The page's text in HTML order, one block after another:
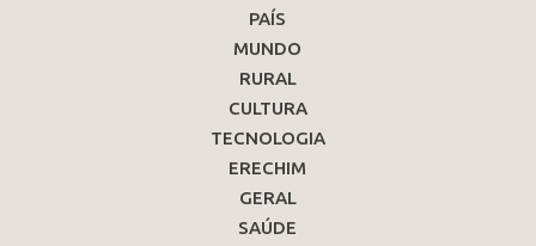
PAÍS
MUNDO
RURAL
CULTURA
TECNOLOGIA
ERECHIM
GERAL
SAÚDE